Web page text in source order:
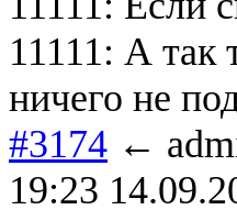
11111: А так
ничего не
#3174 ←
19:23